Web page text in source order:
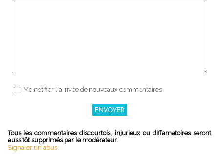
Me notifier l'arrivée de nouveaux commentaires
Tous les commentaires discourtois, injurieux ou diffamatoires seront
aussitôt supprimés par le modérateur.
Signaler un abus